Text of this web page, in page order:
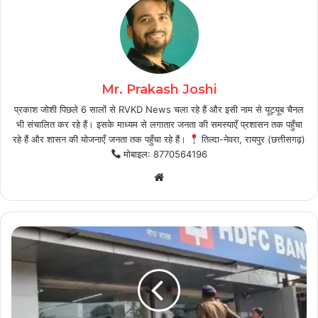
Mr. Prakash Joshi
प्रकाश जोशी पिछले 6 सालों से RVKD News चला रहे हैं और इसी नाम से यूट्यूब चैनल
भी संचालित कर रहे हैं। इसके माध्यम से लगातार जनता की समस्याएँ प्रशासन तक पहुँचा
रहे हैं और शासन की योजनाएँ जनता तक पहुँचा रहे हैं।
तिल्दा-नेवरा, रायपुर (छत्तीसगढ़)
मोबाइल: 8770564196
Website